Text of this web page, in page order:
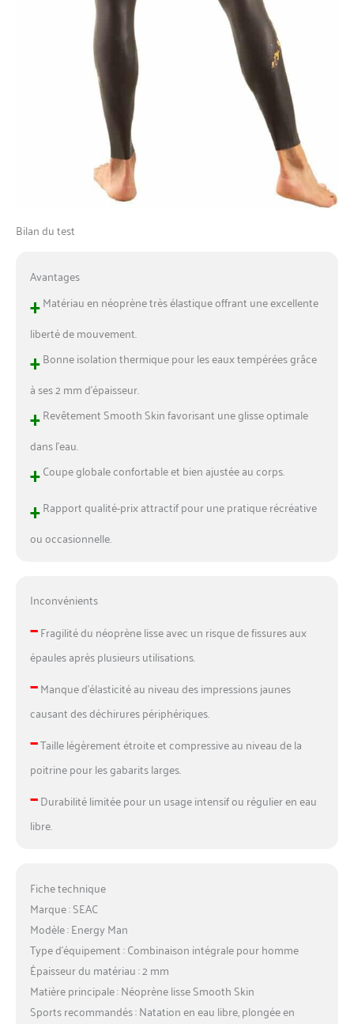
Bilan du test
Avantages
+Matériau en néoprène très élastique offrant une excellente
liberté de mouvement.
+Bonne isolation thermique pour les eaux tempérées grâce
à ses 2 mm d’épaisseur.
+Revêtement Smooth Skin favorisant une glisse optimale
dans l’eau.
+Coupe globale confortable et bien ajustée au corps.
+Rapport qualité-prix attractif pour une pratique récréative
ou occasionnelle.
Inconvénients
–Fragilité du néoprène lisse avec un risque de fissures aux
épaules après plusieurs utilisations.
–Manque d’élasticité au niveau des impressions jaunes
causant des déchirures périphériques.
–Taille légèrement étroite et compressive au niveau de la
poitrine pour les gabarits larges.
–Durabilité limitée pour un usage intensif ou régulier en eau
libre.
Fiche technique
Marque : SEAC
Modèle : Energy Man
Type d’équipement : Combinaison intégrale pour homme
Épaisseur du matériau : 2 mm
Matière principale : Néoprène lisse Smooth Skin
Sports recommandés : Natation en eau libre, plongée en